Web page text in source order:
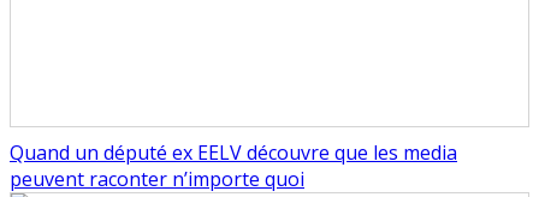
Quand un député ex EELV découvre que les media
peuvent raconter n’importe quoi